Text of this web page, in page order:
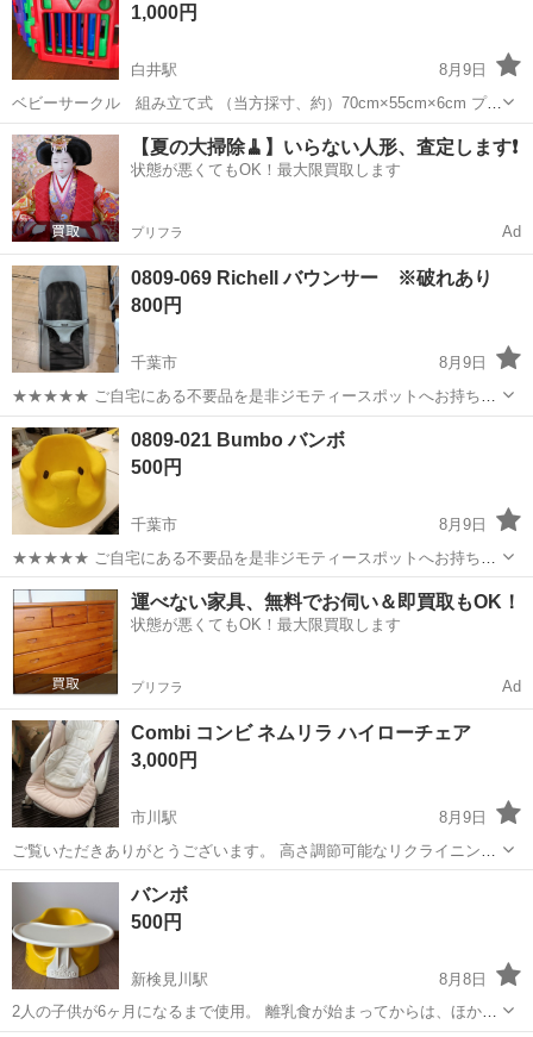
ん。 カバーは取り外して...
1,000円
白井駅
8月9日
ベビーサークル 組み立て式 （当方採寸、約）70cm×55cm×6cm プラ
スチック製6個 使用後に消毒済 早く取りに来てくれる方
千葉 白井市 白井駅 ベビー用品 サークル
【夏の大掃除🧹】いらない人形、査定します❗️
状態が悪くてもOK！最大限買取します
プリフラ Ad
0809-069 Richell バウンサー ※破れあり
800円
千葉市
8月9日
★★★★★ ご自宅にある不要品を是非ジモティースポットへお持ち込
みしませんか？ 家電、趣味・スポーツ・レジャー用品、こども用品、
衣料服飾品、生活雑貨、家具、本、CD・DVDなどが無料でまとめて持
ち込めます！ ※詳細はこ...
千葉 千葉市 バウンサー
0809-021 Bumbo バンボ
500円
千葉市
8月9日
★★★★★ ご自宅にある不要品を是非ジモティースポットへお持ち込
みしませんか？ 家電、趣味・スポーツ・レジャー用品、こども用品、
衣料服飾品、生活雑貨、家具、本、CD・DVDなどが無料でまとめて持
ち込めます！ ※詳細はこ...
千葉 千葉市 ベビー用品 Bumbo
運べない家具、無料でお伺い＆即買取もOK！
状態が悪くてもOK！最大限買取します
プリフラ Ad
Combi コンビ ネムリラ ハイローチェア
3,000円
市川駅
8月9日
ご覧いただきありがとうございます。 高さ調節可能なリクライニング
機能付きで、赤ちゃんの快適な休息をサポートするベビー用ハイロー
チェアです。自動でゆらゆら動きません。娘に使っていたため、多少
の汚れはありますが大きな傷や故障な...
千葉 市川市 市川駅
バンボ
500円
新検見川駅
8月8日
2人の子供が6ヶ月になるまで使用。 離乳食が始まってからは、ほかの